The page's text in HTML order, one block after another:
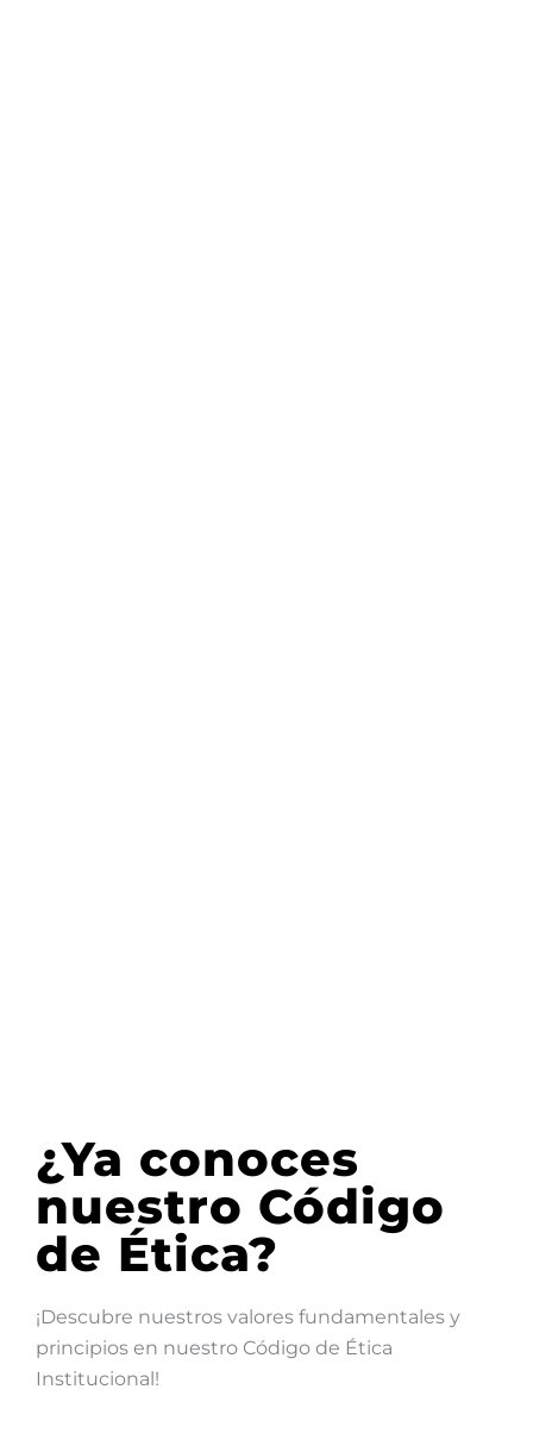
¿Ya conoces
nuestro Código
de Ética?
¡Descubre nuestros valores fundamentales y
principios en nuestro Código de Ética
Institucional!